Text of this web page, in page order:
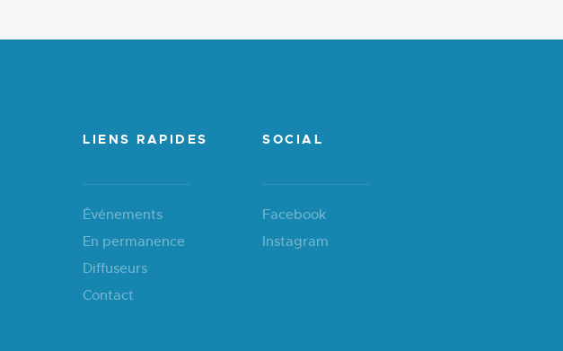
LIENS RAPIDES
Événements
En permanence
Diffuseurs
Contact
SOCIAL
Facebook
Instagram